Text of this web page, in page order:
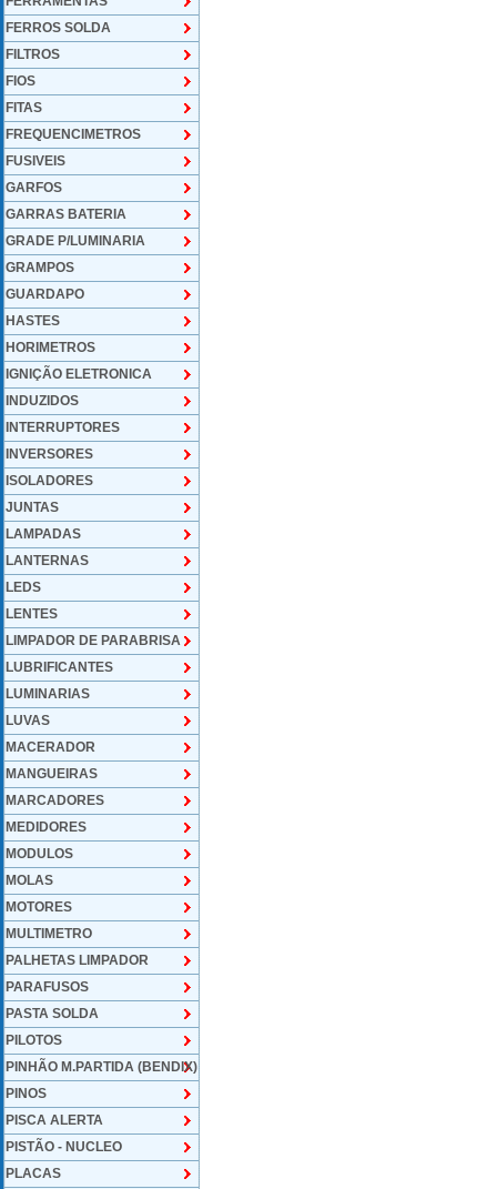
FERROS SOLDA
FILTROS
FIOS
FITAS
FREQUENCIMETROS
FUSIVEIS
GARFOS
GARRAS BATERIA
GRADE P/LUMINARIA
GRAMPOS
GUARDAPO
HASTES
HORIMETROS
IGNIÇÃO ELETRONICA
INDUZIDOS
INTERRUPTORES
INVERSORES
ISOLADORES
JUNTAS
LAMPADAS
LANTERNAS
LEDS
LENTES
LIMPADOR DE PARABRISA
LUBRIFICANTES
LUMINARIAS
LUVAS
MACERADOR
MANGUEIRAS
MARCADORES
MEDIDORES
MODULOS
MOLAS
MOTORES
MULTIMETRO
PALHETAS LIMPADOR
PARAFUSOS
PASTA SOLDA
PILOTOS
PINHÃO M.PARTIDA (BENDIX)
PINOS
PISCA ALERTA
PISTÃO - NUCLEO
PLACAS